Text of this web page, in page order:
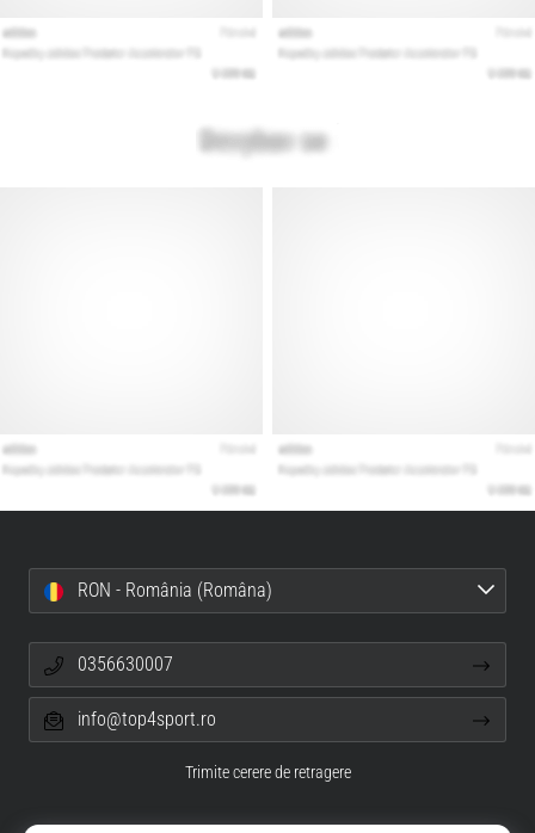
RON - România (Româna)
0356630007
info@top4sport.ro
Trimite cerere de retragere